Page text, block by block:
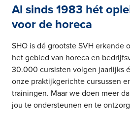
Al sinds 1983 hét
voor de horeca
SHO is dé grootste SVH erkende
het gebied van horeca en
30.000 cursisten volgen jaarlijks
onze praktijkgerichte cursussen
trainingen. Maar we doen meer
jou te ondersteunen en te